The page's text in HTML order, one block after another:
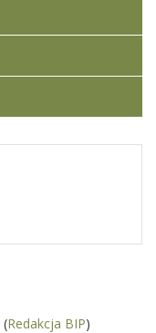
(Redakcja BIP)